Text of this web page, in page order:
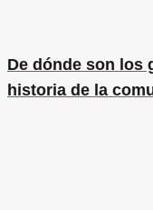
De dónde son los
historia de la